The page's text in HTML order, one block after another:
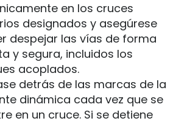
en los cruces
designados y asegúrese
despejar las vías de forma
y segura, incluidos los
acoplados.
detrás de las marcas de la
dinámica cada vez que se
en un cruce. Si se detiene